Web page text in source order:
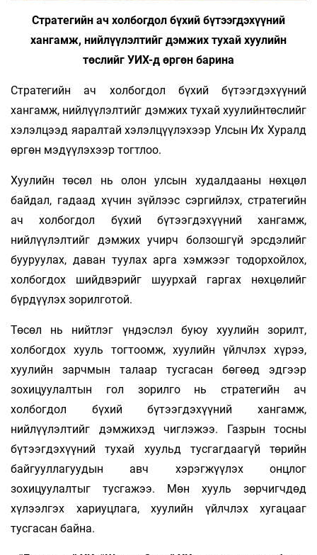
Стратегийн ач холбогдол бүхий бүтээгдэхүүний
хангамж, нийлүүлэлтийг дэмжих тухай хуулийн
төслийг УИХ-д өргөн барина
Стратегийн ач холбогдол бүхий бүтээгдэхүүний
хангамж, нийлүүлэлтийг дэмжих тухай хуулийнтөслийг
хэлэлцээд яаралтай хэлэлцүүлэхээр Улсын Их Хуралд
өргөн мэдүүлэхээр тогтлоо.
Хуулийн төсөл нь олон улсын худалдааны нөхцөл
байдал, гадаад хүчин зүйлээс сэргийлэх, стратегийн
ач холбогдол бүхий бүтээгдэхүүний хангамж,
нийлүүлэлтийг дэмжих учирч болзошгүй эрсдэлийг
бууруулах, даван туулах арга хэмжээг тодорхойлох,
холбогдох шийдвэрийг шуурхай гаргах нөхцөлийг
бүрдүүлэх зорилготой.
Төсөл нь нийтлэг үндэслэл буюу хуулийн зорилт,
холбогдох хууль тогтоомж, хуулийн үйлчлэх хүрээ,
хуулийн зарчмын талаар тусгасан бөгөөд эдгээр
зохицуулалтын гол зорилго нь стратегийн ач
холбогдол бүхий бүтээгдэхүүний хангамж,
нийлүүлэлтийг дэмжихэд чиглэжээ. Газрын тосны
бүтээгдэхүүний тухай хуульд тусгагдаагүй төрийн
байгууллагуудын авч хэрэгжүүлэх онцлог
зохицуулалтыг тусгажээ. Мөн хууль зөрчигчдөд
хүлээлгэх хариуцлага, хуулийн үйлчлэх хугацааг
тусгасан байна.